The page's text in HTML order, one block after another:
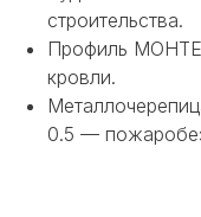
строительства.
Профиль
кровли.
0.5 —
НЕ НАШЛИ